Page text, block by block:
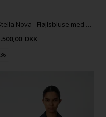
Stella Nova - Fløjlsbluse med sløjfe
DKK
36